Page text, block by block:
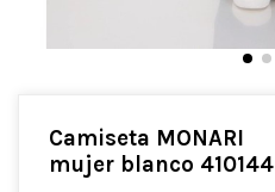
Camiseta MONARI
mujer blanco 410144